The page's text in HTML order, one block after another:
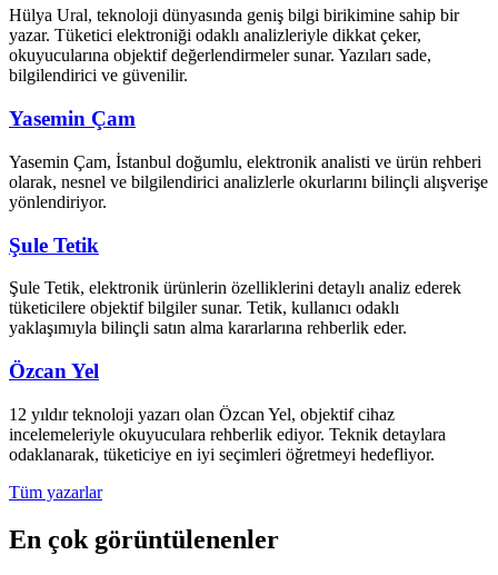
Hülya Ural, teknoloji dünyasında geniş bilgi birikimine sahip bir
yazar. Tüketici elektroniği odaklı analizleriyle dikkat çeker,
okuyucularına objektif değerlendirmeler sunar. Yazıları sade,
bilgilendirici ve güvenilir.
Yasemin Çam
Yasemin Çam, İstanbul doğumlu, elektronik analisti ve ürün rehberi
olarak, nesnel ve bilgilendirici analizlerle okurlarını bilinçli alışverişe
yönlendiriyor.
Şule Tetik
Şule Tetik, elektronik ürünlerin özelliklerini detaylı analiz ederek
tüketicilere objektif bilgiler sunar. Tetik, kullanıcı odaklı
yaklaşımıyla bilinçli satın alma kararlarına rehberlik eder.
Özcan Yel
12 yıldır teknoloji yazarı olan Özcan Yel, objektif cihaz
incelemeleriyle okuyuculara rehberlik ediyor. Teknik detaylara
odaklanarak, tüketiciye en iyi seçimleri öğretmeyi hedefliyor.
Tüm yazarlar
En çok görüntülenenler